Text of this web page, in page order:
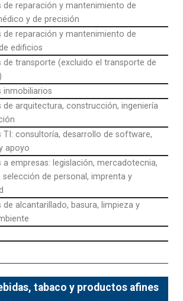
de reparación y mantenimiento de
y de precisión
de reparación y mantenimiento de
edificios
de transporte (excluido el transporte de
inmobiliarios
de arquitectura, construcción, ingeniería
TI: consultoría, desarrollo de software,
apoyo
a empresas: legislación, mercadotecnia,
selección de personal, imprenta y
de alcantarillado, basura, limpieza y
tabaco y productos afines